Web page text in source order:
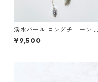
淡水パール ロングチェーン ピ
アス
¥9,500